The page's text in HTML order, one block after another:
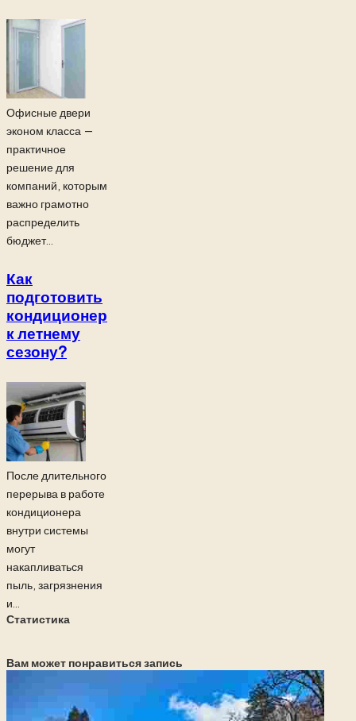
Офисные двери
эконом класса —
практичное
решение для
компаний, которым
важно грамотно
распределить
бюджет...
Как
подготовить
кондиционер
к летнему
сезону?
После длительного
перерыва в работе
кондиционера
внутри системы
могут
накапливаться
пыль, загрязнения
и...
Статистика
Вам может понравиться запись